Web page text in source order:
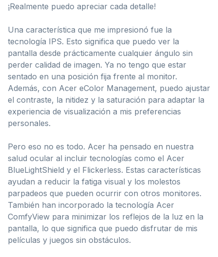
¡Realmente puedo apreciar cada detalle!
Una característica que me impresionó fue la
tecnología IPS. Esto significa que puedo ver la
pantalla desde prácticamente cualquier ángulo sin
perder calidad de imagen. Ya no tengo que estar
sentado en una posición fija frente al monitor.
Además, con Acer eColor Management, puedo ajustar
el contraste, la nitidez y la saturación para adaptar la
experiencia de visualización a mis preferencias
personales.
Pero eso no es todo. Acer ha pensado en nuestra
salud ocular al incluir tecnologías como el Acer
BlueLightShield y el Flickerless. Estas características
ayudan a reducir la fatiga visual y los molestos
parpadeos que pueden ocurrir con otros monitores.
También han incorporado la tecnología Acer
ComfyView para minimizar los reflejos de la luz en la
pantalla, lo que significa que puedo disfrutar de mis
películas y juegos sin obstáculos.